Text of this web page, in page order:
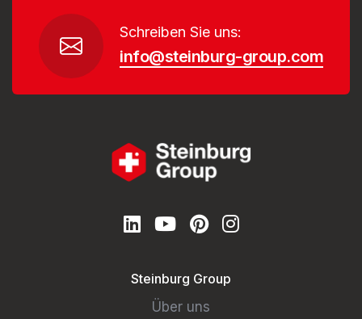
Schreiben Sie uns:
info@steinburg-group.com
Steinburg Group
Über uns